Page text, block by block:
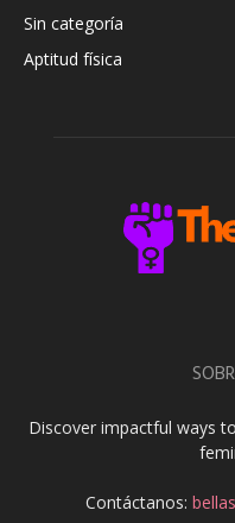
Sin categoría
Aptitud física
Discover impactful ways
Contáctanos: